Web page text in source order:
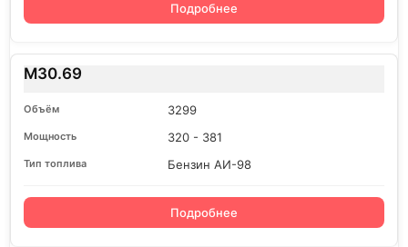
Подробнее
M30.69
3299
320 - 381
Бензин АИ-98
Подробнее